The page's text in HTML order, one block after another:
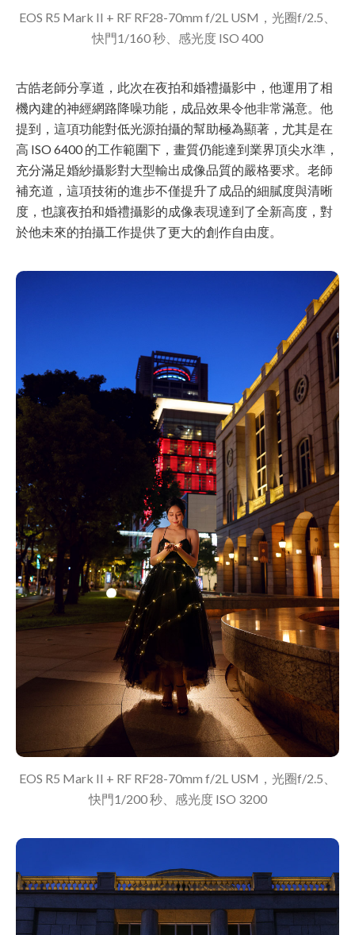
EOS R5 Mark II + RF RF28-70mm f/2L USM，光圈f/2.5、
快門1/160 秒、感光度 ISO 400
古皓老師分享道，此次在夜拍和婚禮攝影中，他運用了相
機內建的神經網路降噪功能，成品效果令他非常滿意。他
提到，這項功能對低光源拍攝的幫助極為顯著，尤其是在
高 ISO 6400 的工作範圍下，畫質仍能達到業界頂尖水準，
充分滿足婚紗攝影對大型輸出成像品質的嚴格要求。老師
補充道，這項技術的進步不僅提升了成品的細膩度與清晰
度，也讓夜拍和婚禮攝影的成像表現達到了全新高度，對
於他未來的拍攝工作提供了更大的創作自由度。
EOS R5 Mark II + RF RF28-70mm f/2L USM，光圈f/2.5、
快門1/200 秒、感光度 ISO 3200